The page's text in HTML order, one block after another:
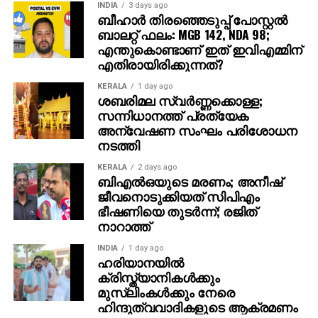
സൂചകങ്ങളാണ്. Taxi Driver ആയി അഭിനയിക്കാൻ
ജീവിതത്തിൽ de Niro taxi driver ആയതു പോലെ!
ആകാര ഭംഗിയും ശബ്ദ സൗകുമാര്യവും അപാര ശബ്ദ
വിന്യസവും (modulation ) ഇത്രമേൽ
സാമാന്വയിച്ചിരിക്കുന്ന മറ്റൊരു നടനെ നമുക്ക്
സങ്കൽപ്പിക്കാൻ കഴിയില്ല. ഭാഷയുടെ
വൈവിധ്യങ്ങളും ഇത്രമേൽ വഴങ്ങുന്ന മറ്റൊരു നടനും
ഇല്ല. സൂക്ഷ്മ അഭിനയം മമ്മൂട്ടിയിൽ പൂർണത
കൈവരിക്കുന്നു. ശരീര ഭാഗങ്ങളുടെ ചലനങ്ങൾ
ഇത്രയും ഭാവ ഗംഭീരമായി അവതരിപ്പിക്കാൻ
മമ്മൂട്ടിക്കുള്ള കഴിവ് അപാരമാണ്. അമരത്തിലെയും
ഉദ്യാനപാലകനിലെയും അദ്ദേഹത്തിന്റെ നടപ്പ്,
ഭ്രമയുഗത്തിലെയും ഭൂതകണ്ണാടിയിലെയും നോട്ടം
ഒക്കെ ഈ ഭാവഭിനയ പൂർണതയുടെ അടയാളങ്ങളാണ്.
കണ്ണുകൾ കൊണ്ട് മാത്രം പേടിപ്പിക്കാനും
കരയിപ്പിക്കാനും ചിരിപ്പിക്കാനും (കാഴ്ച്ച ) കഴിയുന്ന
അപൂർവം നടന്മാരിൽ ഒരാൾ! ഒരു വടക്കൻ വീരഗാഥ,
അമരം, വാത്സല്യം, കാഴ്ച, മൃഗയ, വിധേയൻ,
INDIA 3 days ago
ബീഹാർ തിരഞ്ഞെടുപ്പ് പോസ്റ്റൽ
ബാലറ്റ് ഫലം: MGB 142, NDA 98;
എന്തുകൊണ്ടാണ് ഇത് ഇവിഎമ്മിന്
എതിരായിരിക്കുന്നത്?
KERALA 1 day ago
ശബരിമല സ്വര്‍ണ്ണക്കൊള്ള;
സന്നിധാനത്ത് പ്രത്യേക
അന്വേഷണ സംഘം പരിശോധന
നടത്തി
KERALA 2 days ago
ബിഎല്‍ഒയുടെ മരണം; അനീഷ്
ജീവനൊടുക്കിയത് സിപിഎം
ഭീഷണിയെ തുടര്‍ന്ന്; രജിത്
നാറാത്ത്
INDIA 1 day ago
ഹരിയാനയില്‍
ക്രിസ്ത്യാനികള്‍ക്കും
മുസ്‌ലിംകള്‍ക്കും നേരെ
ഹിന്ദുത്വവാദികളുടെ ആക്രമണം